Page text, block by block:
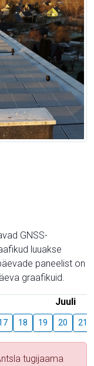
GNSS-
luuakse
paneelist on
graafikuid.
Juuli
18 19 20 21
tugijaama